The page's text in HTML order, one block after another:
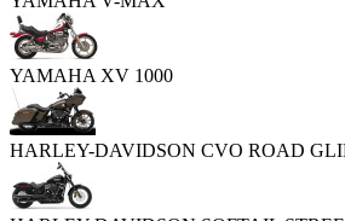
YAMAHA XV 1000
HARLEY-DAVIDSON CVO ROAD